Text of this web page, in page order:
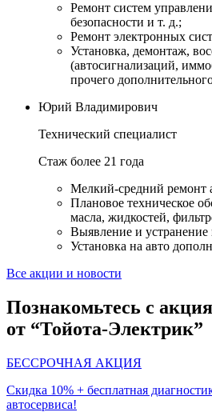
Ремонт систем
безопасности и т. д.;
Ремонт электронных
Установка, демонтаж,
(автосигнализаций,
прочего
Юрий Владимирович
Технический специалист
Стаж более 21 года
Мелкий-средний ремонт
Плановое техническое
масла, жидкостей,
Выявление и устранение
Установка на авто
Все акции и новости
Познакомьтесь с
от “Тойота-Электрик”
БЕССРОЧНАЯ АКЦИЯ
Скидка 10% + бесплатная
автосервиса!